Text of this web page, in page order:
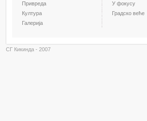
Привреда
Култура
Галерија
У фокусу
Градско веће
СГ Кикинда - 2007